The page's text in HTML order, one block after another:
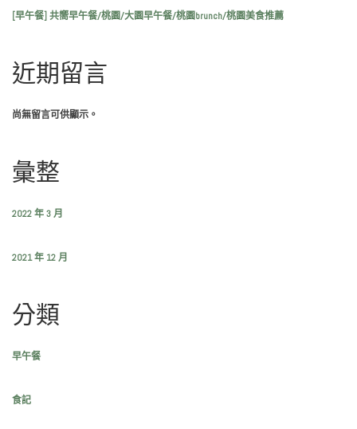
[早午餐] 共嚮早午餐/桃園/大園早午餐/桃園brunch/桃園美食推薦
近期留言
尚無留言可供顯示。
彙整
2022 年 3 月
2021 年 12 月
分類
早午餐
食記